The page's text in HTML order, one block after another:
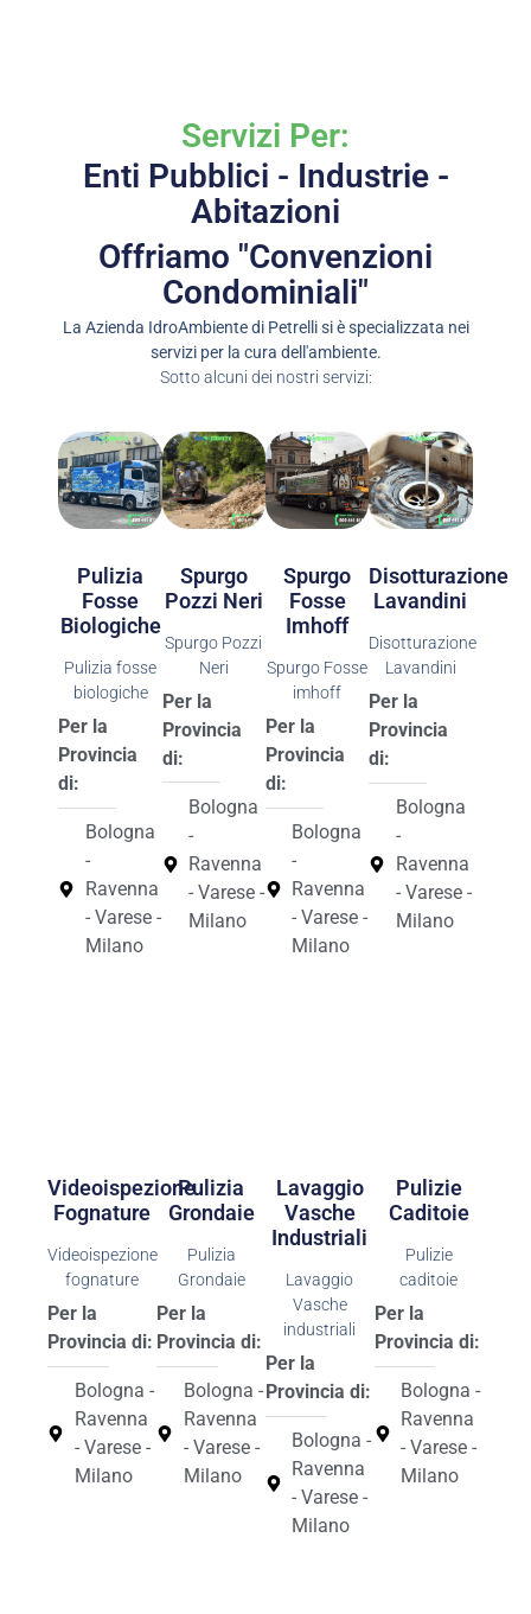
Servizi Per:
Enti Pubblici - Industrie -
Abitazioni
Offriamo "Convenzioni
Condominiali"
La Azienda IdroAmbiente di Petrelli si è specializzata nei
servizi per la cura dell'ambiente.
Sotto alcuni dei nostri servizi:
Pulizia
Fosse
Biologiche
Pulizia fosse
biologiche
Per la
Provincia
di:
Bologna
-
Ravenna
- Varese -
Milano
Spurgo
Pozzi Neri
Spurgo Pozzi
Neri
Per la
Provincia
di:
Bologna
-
Ravenna
- Varese -
Milano
Spurgo
Fosse
Imhoff
Spurgo Fosse
imhoff
Per la
Provincia
di:
Bologna
-
Ravenna
- Varese -
Milano
Disotturazione
Lavandini
Disotturazione
Lavandini
Per la
Provincia
di:
Bologna
-
Ravenna
- Varese -
Milano
Videoispezione
Fognature
Videoispezione
fognature
Per la
Provincia di:
Bologna -
Ravenna
- Varese -
Milano
Pulizia
Grondaie
Pulizia
Grondaie
Per la
Provincia di:
Bologna -
Ravenna
- Varese -
Milano
Lavaggio
Vasche
Industriali
Lavaggio
Vasche
industriali
Per la
Provincia di:
Bologna -
Ravenna
- Varese -
Milano
Pulizie
Caditoie
Pulizie
caditoie
Per la
Provincia di:
Bologna -
Ravenna
- Varese -
Milano